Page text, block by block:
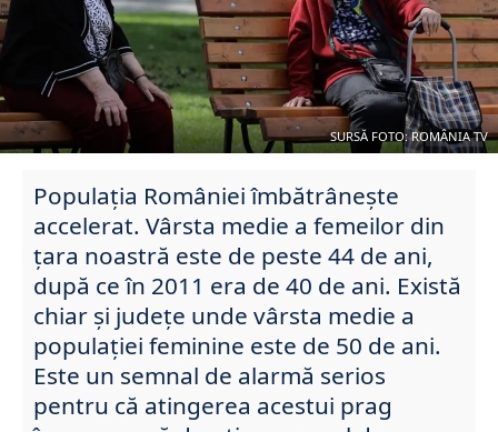
SURSĂ FOTO: ROMÂNIA TV
Populația României îmbătrânește
accelerat. Vârsta medie a femeilor din
țara noastră este de peste 44 de ani,
după ce în 2011 era de 40 de ani. Există
chiar și județe unde vârsta medie a
populației feminine este de 50 de ani.
Este un semnal de alarmă serios
pentru că atingerea acestui prag